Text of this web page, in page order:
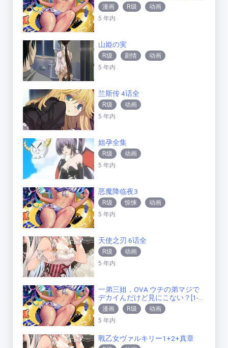
漫画 R级
动画
5 年内
山姫の実
R级 剧情
动画
5 年内
兰斯传 4话全
R级
动画
5 年内
姐孕全集
R级
动画
5 年内
恶魔降临夜3
R级 惊悚
动画
5 年内
天使之刃 6话全
R级
动画
5 年内
一弟三姐，OVA ウチの弟マジで
デカイんだけど見にこない？[1-2]
[动画+漫画]
漫画 R级
动画
5 年内
戰乙女ヴァルキリー1+2+真章